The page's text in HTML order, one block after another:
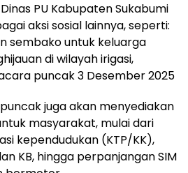
PU Kabupaten Sukabumi
aksi sosial lainnya, seperti:
sembako untuk keluarga
di wilayah irigasi,
puncak 3 Desember 2025
juga akan menyediakan
masyarakat, mulai dari
kependudukan (KTP/KK),
KB, hingga perpanjangan SIM